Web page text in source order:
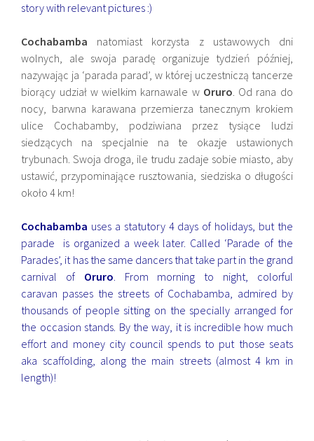
story with relevant pictures :)
Cochabamba natomiast korzysta z ustawowych dni
wolnych, ale swoja paradę organizuje tydzień później,
nazywając ja ‘parada parad’, w której uczestniczą tancerze
biorący udział w wielkim karnawale w Oruro. Od rana do
nocy, barwna karawana przemierza tanecznym krokiem
ulice Cochabamby, podziwiana przez tysiące ludzi
siedzących na specjalnie na te okazje ustawionych
trybunach. Swoja droga, ile trudu zadaje sobie miasto, aby
ustawić, przypominające rusztowania, siedziska o długości
około 4 km!
Cochabamba uses a statutory 4 days of holidays, but the
parade is organized a week later. Called ‘Parade of the
Parades’, it has the same dancers that take part in the grand
carnival of Oruro. From morning to night, colorful
caravan passes the streets of Cochabamba, admired by
thousands of people sitting on the specially arranged for
the occasion stands. By the way, it is incredible how much
effort and money city council spends to put those seats
aka scaffolding, along the main streets (almost 4 km in
length)!